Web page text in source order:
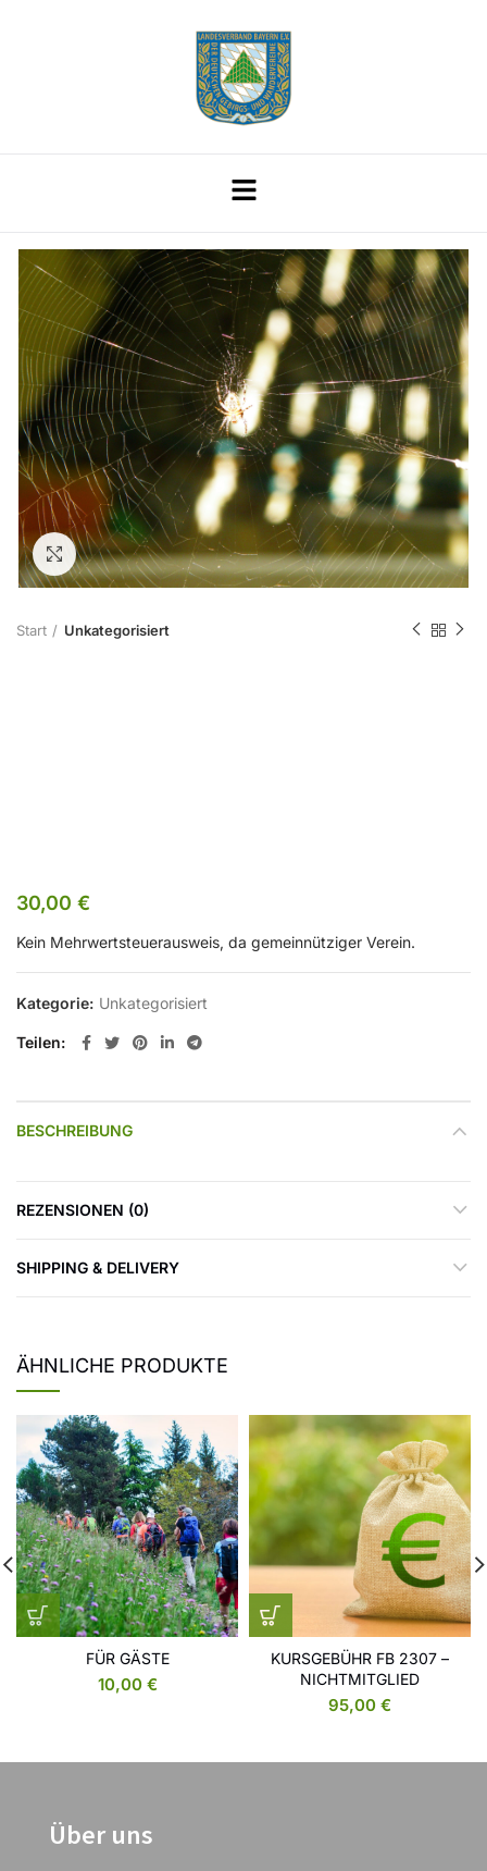
Zum Vergrößern klicken
Start Unkategorisiert
30,00 €
Kein Mehrwertsteuerausweis, da gemeinnütziger Verein.
Kategorie: Unkategorisiert
Teilen
BESCHREIBUNG
REZENSIONEN (0)
SHIPPING & DELIVERY
ÄHNLICHE PRODUKTE
FÜR GÄSTE
10,00 €
KURSGEBÜHR FB 2307 –
NICHTMITGLIED
95,00 €
Über uns